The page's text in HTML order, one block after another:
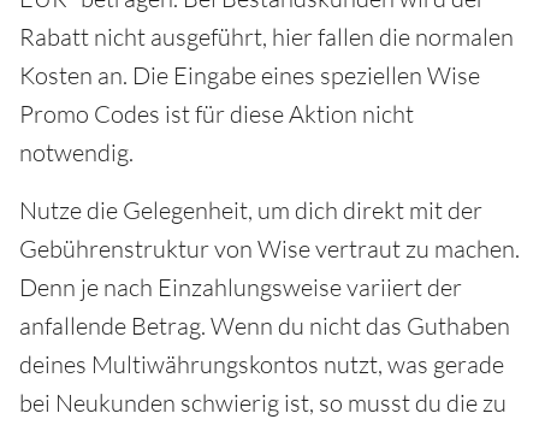
Rabatt nicht ausgeführt, hier fallen die normalen
Kosten an. Die Eingabe eines speziellen Wise
Promo Codes ist für diese Aktion nicht
notwendig.
Nutze die Gelegenheit, um dich direkt mit der
Gebührenstruktur von Wise vertraut zu machen.
Denn je nach Einzahlungsweise variiert der
anfallende Betrag. Wenn du nicht das Guthaben
deines Multiwährungskontos nutzt, was gerade
bei Neukunden schwierig ist, so musst du die zu